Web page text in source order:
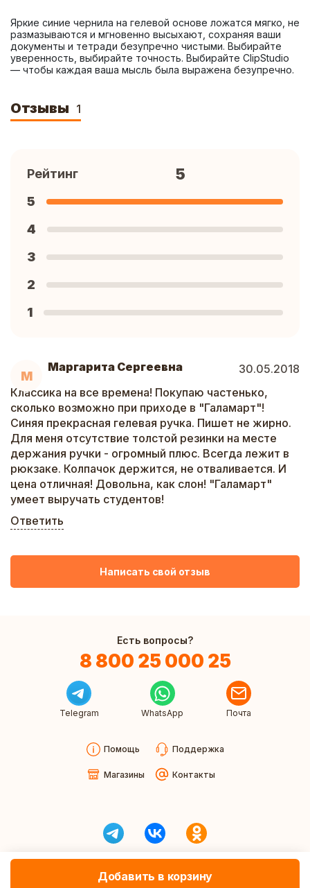
Добавить в корзину
Яркие синие чернила на гелевой основе ложатся мягко, не
размазываются и мгновенно высыхают, сохраняя ваши
документы и тетради безупречно чистыми. Выбирайте
уверенность, выбирайте точность. Выбирайте ClipStudio
— чтобы каждая ваша мысль была выражена безупречно.
Отзывы 1
М
Маргарита Сергеевна
30.05.2018
Классика на все времена! Покупаю частенько,
сколько возможно при приходе в "Галамарт"!
Синяя прекрасная гелевая ручка. Пишет не жирно.
Для меня отсутствие толстой резинки на месте
держания ручки - огромный плюс. Всегда лежит в
рюкзаке. Колпачок держится, не отваливается. И
цена отличная! Довольна, как слон! "Галамарт"
умеет выручать студентов!
Ответить
Рейтинг 5
5
4
3
2
1
Написать свой отзыв
Есть вопросы?
8 800 25 000 25
Telegram WhatsApp Почта
Помощь Поддержка
Магазины Контакты